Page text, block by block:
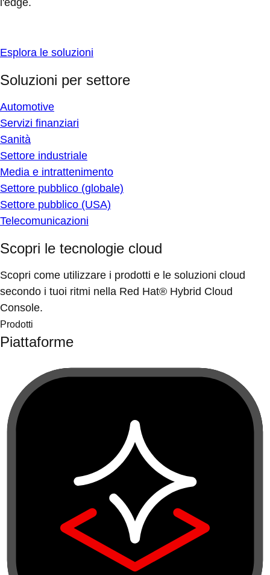
l'edge.
Esplora le soluzioni
Soluzioni per settore
Automotive
Servizi finanziari
Sanità
Settore industriale
Media e intrattenimento
Settore pubblico (globale)
Settore pubblico (USA)
Telecomunicazioni
Scopri le tecnologie cloud
Scopri come utilizzare i prodotti e le soluzioni cloud
secondo i tuoi ritmi nella Red Hat® Hybrid Cloud
Console.
Prodotti
Piattaforme